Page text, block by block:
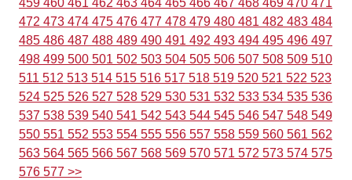
459 460 461 462 463 464 465 466 467 468 469 470 471
472 473 474 475 476 477 478 479 480 481 482 483 484
485 486 487 488 489 490 491 492 493 494 495 496 497
498 499 500 501 502 503 504 505 506 507 508 509 510
511 512 513 514 515 516 517 518 519 520 521 522 523
524 525 526 527 528 529 530 531 532 533 534 535 536
537 538 539 540 541 542 543 544 545 546 547 548 549
550 551 552 553 554 555 556 557 558 559 560 561 562
563 564 565 566 567 568 569 570 571 572 573 574 575
576 577 >>